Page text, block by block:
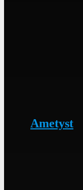
Ametyst